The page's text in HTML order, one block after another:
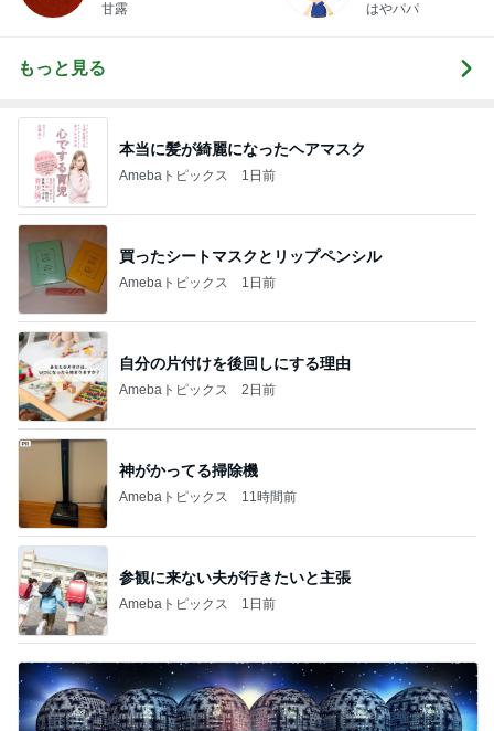
甘露 はやパパ
もっと見る
本当に髪が綺麗になったヘアマスク
Amebaトピックス 1日前
買ったシートマスクとリップペンシル
Amebaトピックス 1日前
自分の片付けを後回しにする理由
Amebaトピックス 2日前
神がかってる掃除機
Amebaトピックス 11時間前
参観に来ない夫が行きたいと主張
Amebaトピックス 1日前